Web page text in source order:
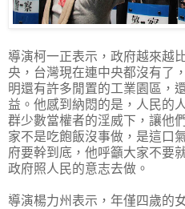
導演柯一正表示，政府越來越
央，台灣現在連中央都沒有了
明還有許多閒置的工業園區，
益。他感到納悶的是，人民的
群少數當權者的淫威下，讓他
家不是吃飽飯沒事做，是這口
府要幹到底，他呼籲大家不要
政府照人民的意志去做。
導演楊力州表示，年僅四歲的